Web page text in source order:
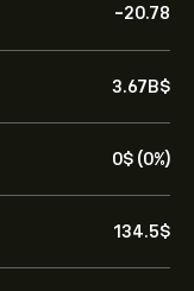
-20.78
3.67B‎$‎
0‎$‎ (0%)
134.5‎$‎